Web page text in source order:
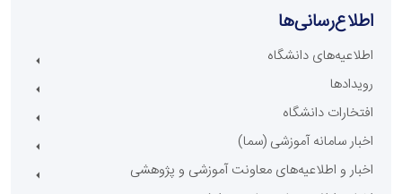
اطلاع‌رسانی‌ها
اطلاعیه‌های دانشگاه
رویدادها
افتخارات دانشگاه
اخبار سامانه آموزشی (سما)
اخبار و اطلاعیه‌های معاونت آموزشی و پژوهشی